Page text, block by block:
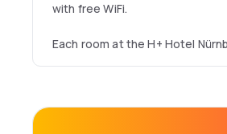
with free WiFi.
Each room at the H+ Hotel